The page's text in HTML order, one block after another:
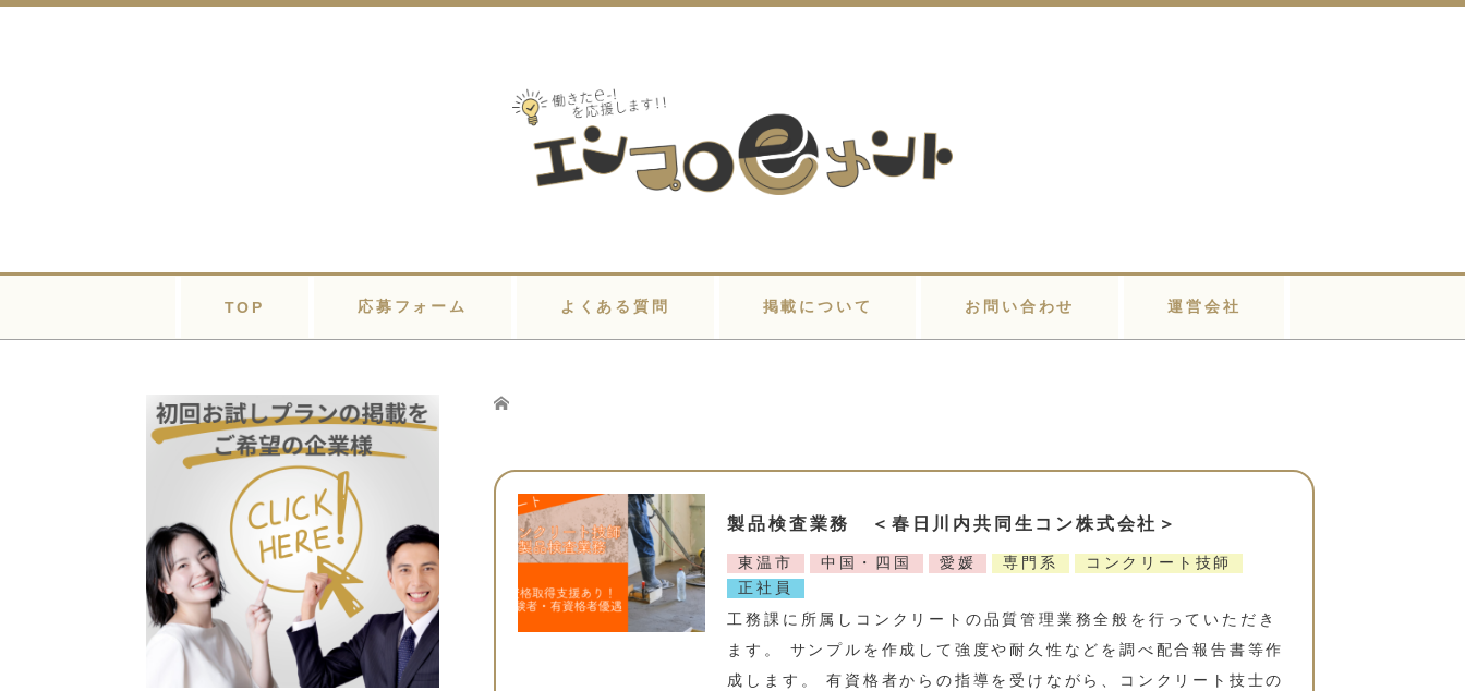
TOP 応募フォーム よくある質問 掲載について お問い合わせ 運営会社
Home
製品検査業務 ＜春日川内共同生コン株式会社＞
東温市 中国・四国 愛媛 専門系
コンクリート技師
正社員
工務課に所属しコンクリートの品質管理業務全般を行っていただき
ます。 サンプルを作成して強度や耐久性などを調べ配合報告書等作
成します。 有資格者からの指導を受けながら、コンクリート技士の